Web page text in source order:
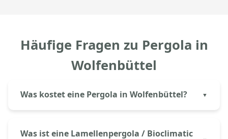
Häufige Fragen zu Pergola in
Wolfenbüttel
Was kostet eine Pergola in Wolfenbüttel?
Aluprem ab 6.500€ inkl. Montage.
Was ist eine Lamellenpergola / Bioclimatic